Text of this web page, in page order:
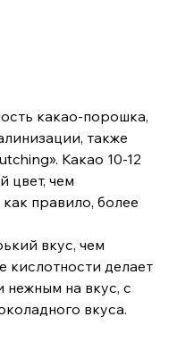
какао-порошка,
также
Какао 10-12
цвет, чем
правило, более
вкус, чем
кислотности делает
нежным на вкус, с
вкуса.